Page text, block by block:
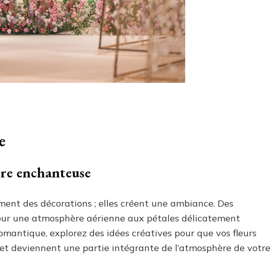
enchanteuse
des décorations ; elles créent une ambiance. Des
une atmosphère aérienne aux pétales délicatement
explorez des idées créatives pour que vos fleurs
deviennent une partie intégrante de l’atmosphère de votre